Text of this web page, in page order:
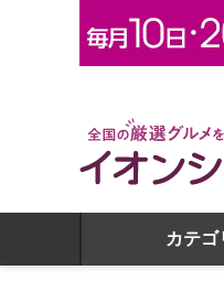
全国の厳選グルメを、ネ
カテゴ